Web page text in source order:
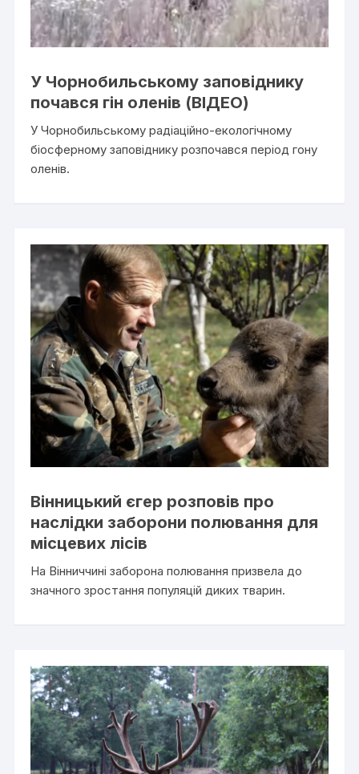
У Чорнобильському заповіднику
почався гін оленів (ВІДЕО)
У Чорнобильському радіаційно-екологічному
біосферному заповіднику розпочався період гону
оленів.
Вінницький єгер розповів про
наслідки заборони полювання для
місцевих лісів
На Вінниччині заборона полювання призвела до
значного зростання популяцій диких тварин.